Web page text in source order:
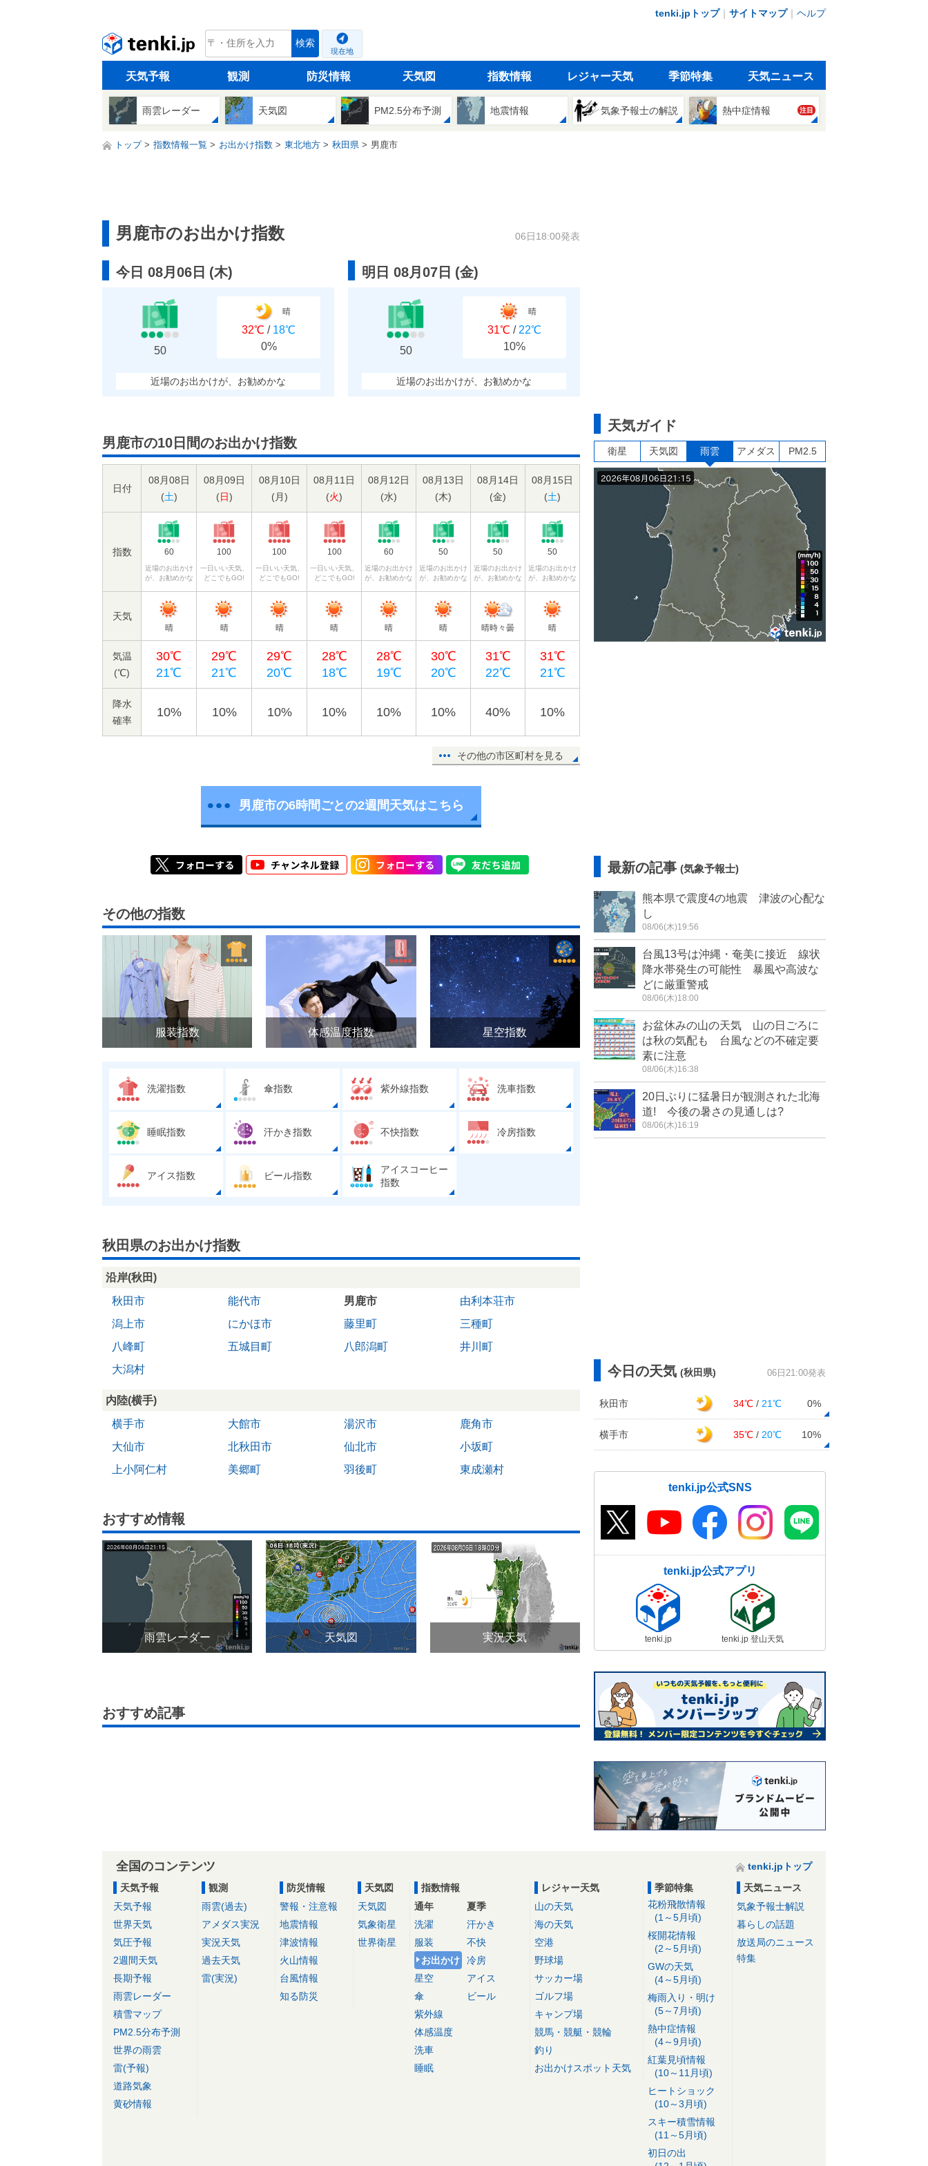
tenki.jpトップ｜ サイトマップ｜ ヘルプ
tenki.jp 検索
現在地
天気予報 観測 防災情報 天気図 指数情報 レジャー天気 季節特集 天気ニュース
雨雲レーダー 天気図 PM2.5分布予測 地震情報 気象予報士の解説 熱中症情報 注目
トップ 指数情報一覧 お出かけ指数 東北地方 秋田県 男鹿市
男鹿市のお出かけ指数 06日18:00発表
今日 08月06日 (木)
50
晴
32℃ / 18℃
0%
近場のお出かけが、お勧めかな
明日 08月07日 (金)
50
晴
31℃ / 22℃
10%
近場のお出かけが、お勧めかな
男鹿市の10日間のお出かけ指数
日付
08月08日
(土)
08月09日
(日)
08月10日
(月)
08月11日
(火)
08月12日
(水)
08月13日
(木)
08月14日
(金)
08月15日
(土)
指数 60
近場のお出かけ
が、お勧めかな
100
一日いい天気、
どこでもGO!
100
一日いい天気、
どこでもGO!
100
一日いい天気、
どこでもGO!
60
近場のお出かけ
が、お勧めかな
50
近場のお出かけ
が、お勧めかな
50
近場のお出かけ
が、お勧めかな
50
近場のお出かけ
が、お勧めかな
天気
晴 晴 晴 晴 晴 晴 晴時々曇 晴
気温
(℃)
30℃
21℃
29℃
21℃
29℃
20℃
28℃
18℃
28℃
19℃
30℃
20℃
31℃
22℃
31℃
21℃
降水
確率
10% 10% 10% 10% 10% 10% 40% 10%
その他の市区町村を見る
男鹿市の6時間ごとの2週間天気はこちら
その他の指数
服装指数 体感温度指数 星空指数
洗濯指数 傘指数 紫外線指数 洗車指数
睡眠指数 汗かき指数 不快指数 冷房指数
アイス指数 ビール指数
アイスコーヒー
指数
秋田県のお出かけ指数
沿岸(秋田)
秋田市
能代市 男鹿市
由利本荘市
潟上市
にかほ市 藤里町
三種町
八峰町
五城目町 八郎潟町
井川町
大潟村
内陸(横手)
横手市
大館市 湯沢市
鹿角市
大仙市
北秋田市 仙北市
小坂町
上小阿仁村
美郷町 羽後町 東成瀬村
おすすめ情報
雨雲レーダー 天気図 実況天気
おすすめ記事
天気ガイド
衛星 天気図 雨雲 アメダス PM2.5
最新の記事 (気象予報士)
熊本県で震度4の地震 津波の心配な
し
08/06(木)19:56
台風13号は沖縄・奄美に接近 線状
降水帯発生の可能性 暴風や高波な
どに厳重警戒
08/06(木)18:00
お盆休みの山の天気 山の日ごろに
は秋の気配も 台風などの不確定要
素に注意
08/06(木)16:38
20日ぶりに猛暑日が観測された北海
道! 今後の暑さの見通しは?
08/06(木)16:19
今日の天気 (秋田県) 06日21:00発表
秋田市 34℃ / 21℃ 0%
横手市 35℃ / 20℃ 10%
tenki.jp公式SNS
tenki.jp公式アプリ
tenki.jp tenki.jp 登山天気
全国のコンテンツ
tenki.jpトップ
天気予報
天気予報
世界天気
気圧予報
2週間天気
長期予報
雨雲レーダー
積雪マップ
PM2.5分布予測
世界の雨雲
雷(予報)
道路気象
黄砂情報
観測
雨雲(過去)
アメダス実況
実況天気
過去天気
雷(実況)
防災情報
警報・注意報
地震情報
津波情報
火山情報
台風情報
知る防災
天気図
天気図
気象衛星
世界衛星
指数情報
通年
洗濯
服装
お出かけ
星空
傘
紫外線
体感温度
洗車
睡眠
夏季
汗かき
不快
冷房
アイス
ビール
レジャー天気
山の天気
海の天気
空港
野球場
サッカー場
ゴルフ場
キャンプ場
競馬・競艇・競輪
釣り
お出かけスポット天気
季節特集
花粉飛散情報
(1～5月頃)
桜開花情報
(2～5月頃)
GWの天気
(4～5月頃)
梅雨入り・明け
(5～7月頃)
熱中症情報
(4～9月頃)
紅葉見頃情報
(10～11月頃)
ヒートショック
(10～3月頃)
スキー積雪情報
(11～5月頃)
初日の出
天気ニュース
気象予報士解説
暮らしの話題
放送局のニュース
特集